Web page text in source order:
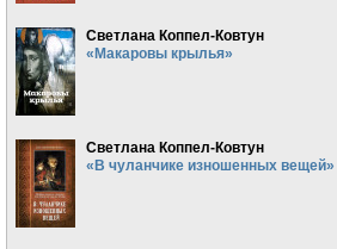
Светлана Коппел-Ковтун
«Макаровы крылья»
Светлана Коппел-Ковтун
«В чуланчике изношенных вещей»